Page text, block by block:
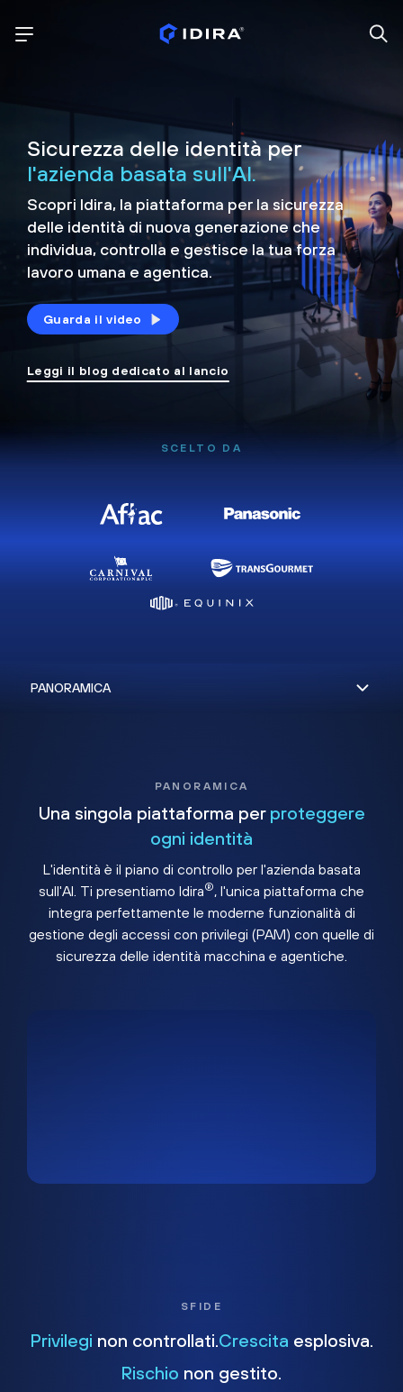
Sicurezza delle identità per
l'azienda basata sull'AI.
Scopri Idira, la piattaforma per la sicurezza
delle identità di nuova generazione che
individua, controlla e gestisce la tua forza
lavoro umana e agentica.
Guarda il video
Leggi il blog dedicato al lancio
SCELTO DA
PANORAMICA
Una singola piattaforma per proteggere
ogni identità
L'identità è il piano di controllo per l'azienda basata
sull'AI. Ti presentiamo Idira®, l'unica piattaforma che
integra perfettamente le moderne funzionalità di
gestione degli accessi con privilegi (PAM) con quelle di
sicurezza delle identità macchina e agentiche.
SFIDE
Privilegi non controllati. Crescita esplosiva.
Rischio non gestito.